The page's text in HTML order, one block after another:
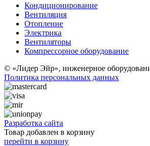
Кондиционирование
Вентиляция
Отопление
Электрика
Вентиляторы
Компрессорное оборудование
© «Лидер Эйр», инженерное
Политика персональных данных
Разработка сайта
Товар добавлен в корзину
перейти в корзину